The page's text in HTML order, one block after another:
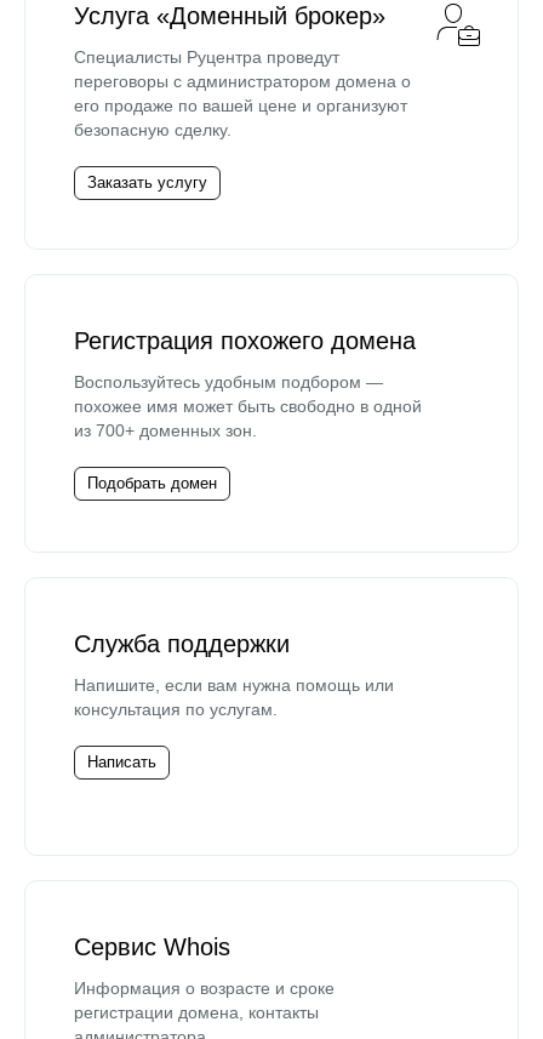
Услуга «Доменный брокер»
Специалисты Руцентра проведут
переговоры с администратором домена о
его продаже по вашей цене и организуют
безопасную сделку.
Заказать услугу
Регистрация похожего домена
Воспользуйтесь удобным подбором —
похожее имя может быть свободно в одной
из 700+ доменных зон.
Подобрать домен
Служба поддержки
Напишите, если вам нужна помощь или
консультация по услугам.
Написать
Сервис Whois
Информация о возрасте и сроке
регистрации домена, контакты